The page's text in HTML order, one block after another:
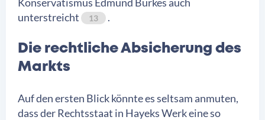
unterstreicht
13 .
Die rechtliche Absicherung des
Markts
Auf den ersten Blick könnte es seltsam anmuten,
dass der Rechtsstaat in Hayeks Werk eine so